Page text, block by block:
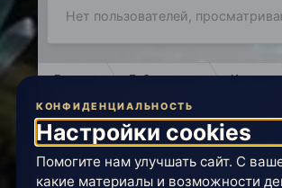
Нет пользователей,
Главная Лаборатория История
Гость Татьяна Черниговская. Познер.
IPS Themeby IPSFocus
КОНФИДЕНЦИАЛЬНОСТЬ
Настройки cookies
Помогите нам улучшать сайт. С
какие материалы и возможности